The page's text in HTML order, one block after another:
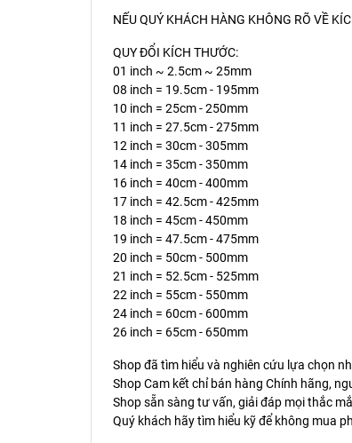
NẾU QUÝ KHÁCH HÀNG KHÔNG RÕ VỀ
QUY ĐỔI KÍCH THƯỚC:
01 inch ~ 2.5cm ~ 25mm
08 inch = 19.5cm - 195mm
10 inch = 25cm - 250mm
11 inch = 27.5cm - 275mm
12 inch = 30cm - 305mm
14 inch = 35cm - 350mm
16 inch = 40cm - 400mm
17 inch = 42.5cm - 425mm
18 inch = 45cm - 450mm
19 inch = 47.5cm - 475mm
20 inch = 50cm - 500mm
21 inch = 52.5cm - 525mm
22 inch = 55cm - 550mm
24 inch = 60cm - 600mm
26 inch = 65cm - 650mm
Shop đã tìm hiểu và nghiên cứu lựa chọn
Shop Cam kết chỉ bán hàng Chính hãng,
Shop sẵn sàng tư vấn, giải đáp mọi thắc
Quý khách hãy tìm hiểu kỹ để không mua